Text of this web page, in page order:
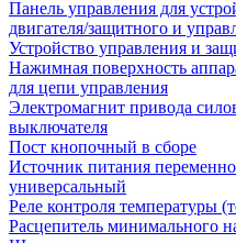
Панель управления для
двигателя/защитного и
Устройство управления и
Нажимная поверхность
для цепи управления
Электромагнит привода
выключателя
Пост кнопочный в сборе
Источник питания
универсальный
Реле контроля температуры
Расцепитель минимального